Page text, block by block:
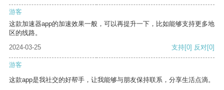
游客
这款加速器app的加速效果一般，可以再提升一下，比如能够支持更多地
区的线路。
2024-03-25
支持[0] 反对[0]
游客
这款app是我社交的好帮手，让我能够与朋友保持联系，分享生活点滴。